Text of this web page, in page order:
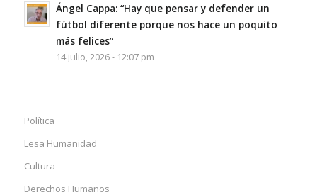
Ángel Cappa: “Hay que pensar y defender un
fútbol diferente porque nos hace un poquito
más felices”
14 julio, 2026 - 12:07 pm
Política
Lesa Humanidad
Cultura
Derechos Humanos